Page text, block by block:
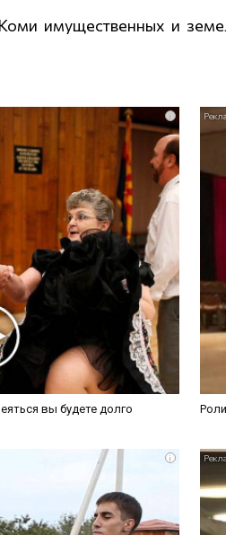
имущественных и
i
вы будете долго
i